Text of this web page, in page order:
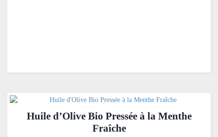
Huile d’Olive Bio Pressée à la Menthe
Fraîche